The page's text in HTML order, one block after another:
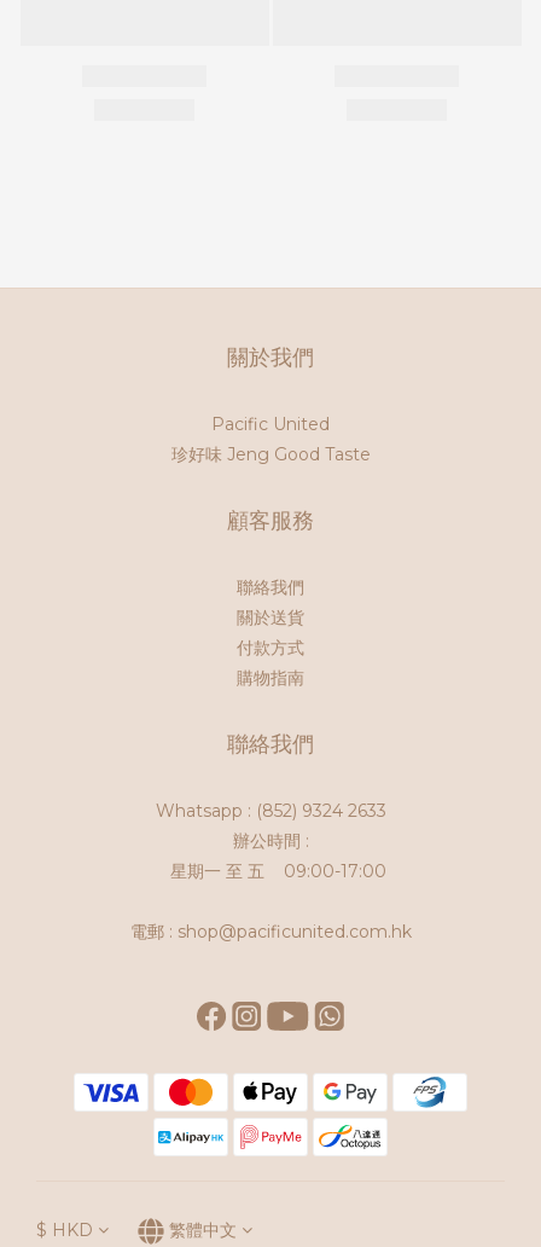
關於我們
Pacific United
珍好味 Jeng Good Taste
顧客服務
聯絡我們
關於送貨
付款方式
購物指南
聯絡我們
Whatsapp : (852) 9324 2633
辦公時間 :
星期一 至 五 09:00-17:00
電郵 : shop@pacificunited.com.hk
$ HKD 繁體中文